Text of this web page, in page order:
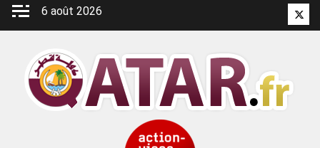
Aller
6 août 2026